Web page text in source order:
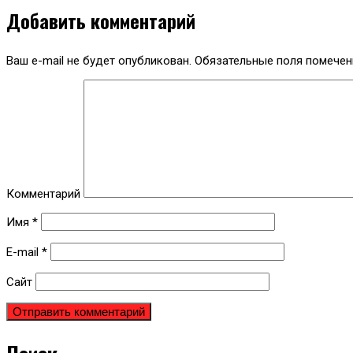
Добавить комментарий
Ваш e-mail не будет опубликован. Обязательные поля
Комментарий
Имя *
E-mail *
Сайт